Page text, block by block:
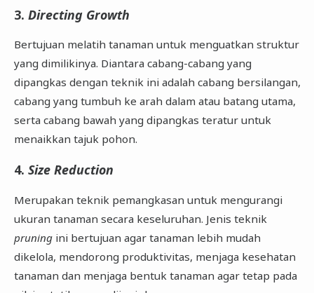
3. Directing Growth
Bertujuan melatih tanaman untuk menguatkan struktur
yang dimilikinya. Diantara cabang-cabang yang
dipangkas dengan teknik ini adalah cabang bersilangan,
cabang yang tumbuh ke arah dalam atau batang utama,
serta cabang bawah yang dipangkas teratur untuk
menaikkan tajuk pohon.
4. Size Reduction
Merupakan teknik pemangkasan untuk mengurangi
ukuran tanaman secara keseluruhan. Jenis teknik
pruningini bertujuan agar tanaman lebih mudah
dikelola, mendorong produktivitas, menjaga kesehatan
tanaman dan menjaga bentuk tanaman agar tetap pada